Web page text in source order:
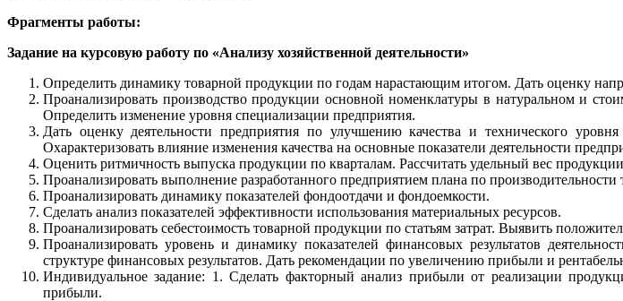
Фрагменты работы:
Задание на курсовую работу по «Анализу хозяйственной деятельности»
Определить динамику товарной продукции по годам нарастающим итогом. Дать оценку
Проанализировать производство продукции основной номенклатуры в натуральном и
Определить изменение уровня специализации предприятия.
Дать оценку деятельности предприятия по улучшению качества и технического
Охарактеризовать влияние изменения качества на основные показатели деятельности
Оценить ритмичность выпуска продукции по кварталам. Рассчитать удельный вес
Проанализировать выполнение разработанного предприятием плана по производительности
Проанализировать динамику показателей фондоотдачи и фондоемкости.
Сделать анализ показателей эффективности использования материальных ресурсов.
Проанализировать себестоимость товарной продукции по статьям затрат. Выявить
Проанализировать уровень и динамику показателей финансовых результатов
структуре финансовых результатов. Дать рекомендации по увеличению прибыли и
Индивидуальное задание: 1. Сделать факторный анализ прибыли от реализации
прибыли.